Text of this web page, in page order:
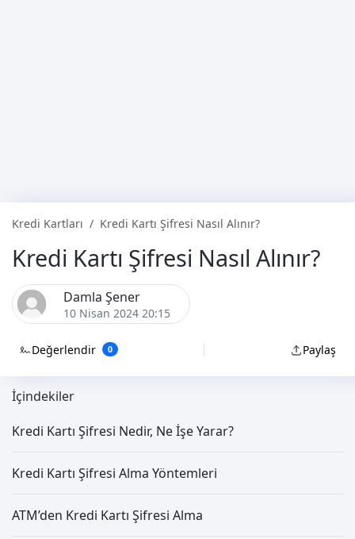
Kredi Kartları Kredi Kartı Şifresi Nasıl Alınır?
Kredi Kartı Şifresi Nasıl Alınır?
Damla Şener
10 Nisan 2024 20:15
Değerlendir 0 Paylaş
İçindekiler
Kredi Kartı Şifresi Nedir, Ne İşe Yarar?
Kredi Kartı Şifresi Alma Yöntemleri
ATM’den Kredi Kartı Şifresi Alma